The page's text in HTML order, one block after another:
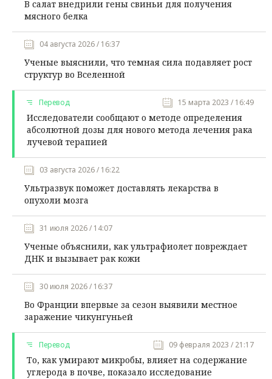
В салат внедрили гены свиньи для получения
мясного белка
04 августа 2026 / 16:37
Ученые выяснили, что темная сила подавляет рост
структур во Вселенной
Перевод 15 марта 2023 / 16:49
Исследователи сообщают о методе определения
абсолютной дозы для нового метода лечения рака
лучевой терапией
03 августа 2026 / 16:22
Ультразвук поможет доставлять лекарства в
опухоли мозга
31 июля 2026 / 14:07
Ученые объяснили, как ультрафиолет повреждает
ДНК и вызывает рак кожи
30 июля 2026 / 16:37
Во Франции впервые за сезон выявили местное
заражение чикунгуньей
Перевод 09 февраля 2023 / 21:17
То, как умирают микробы, влияет на содержание
углерода в почве, показало исследование